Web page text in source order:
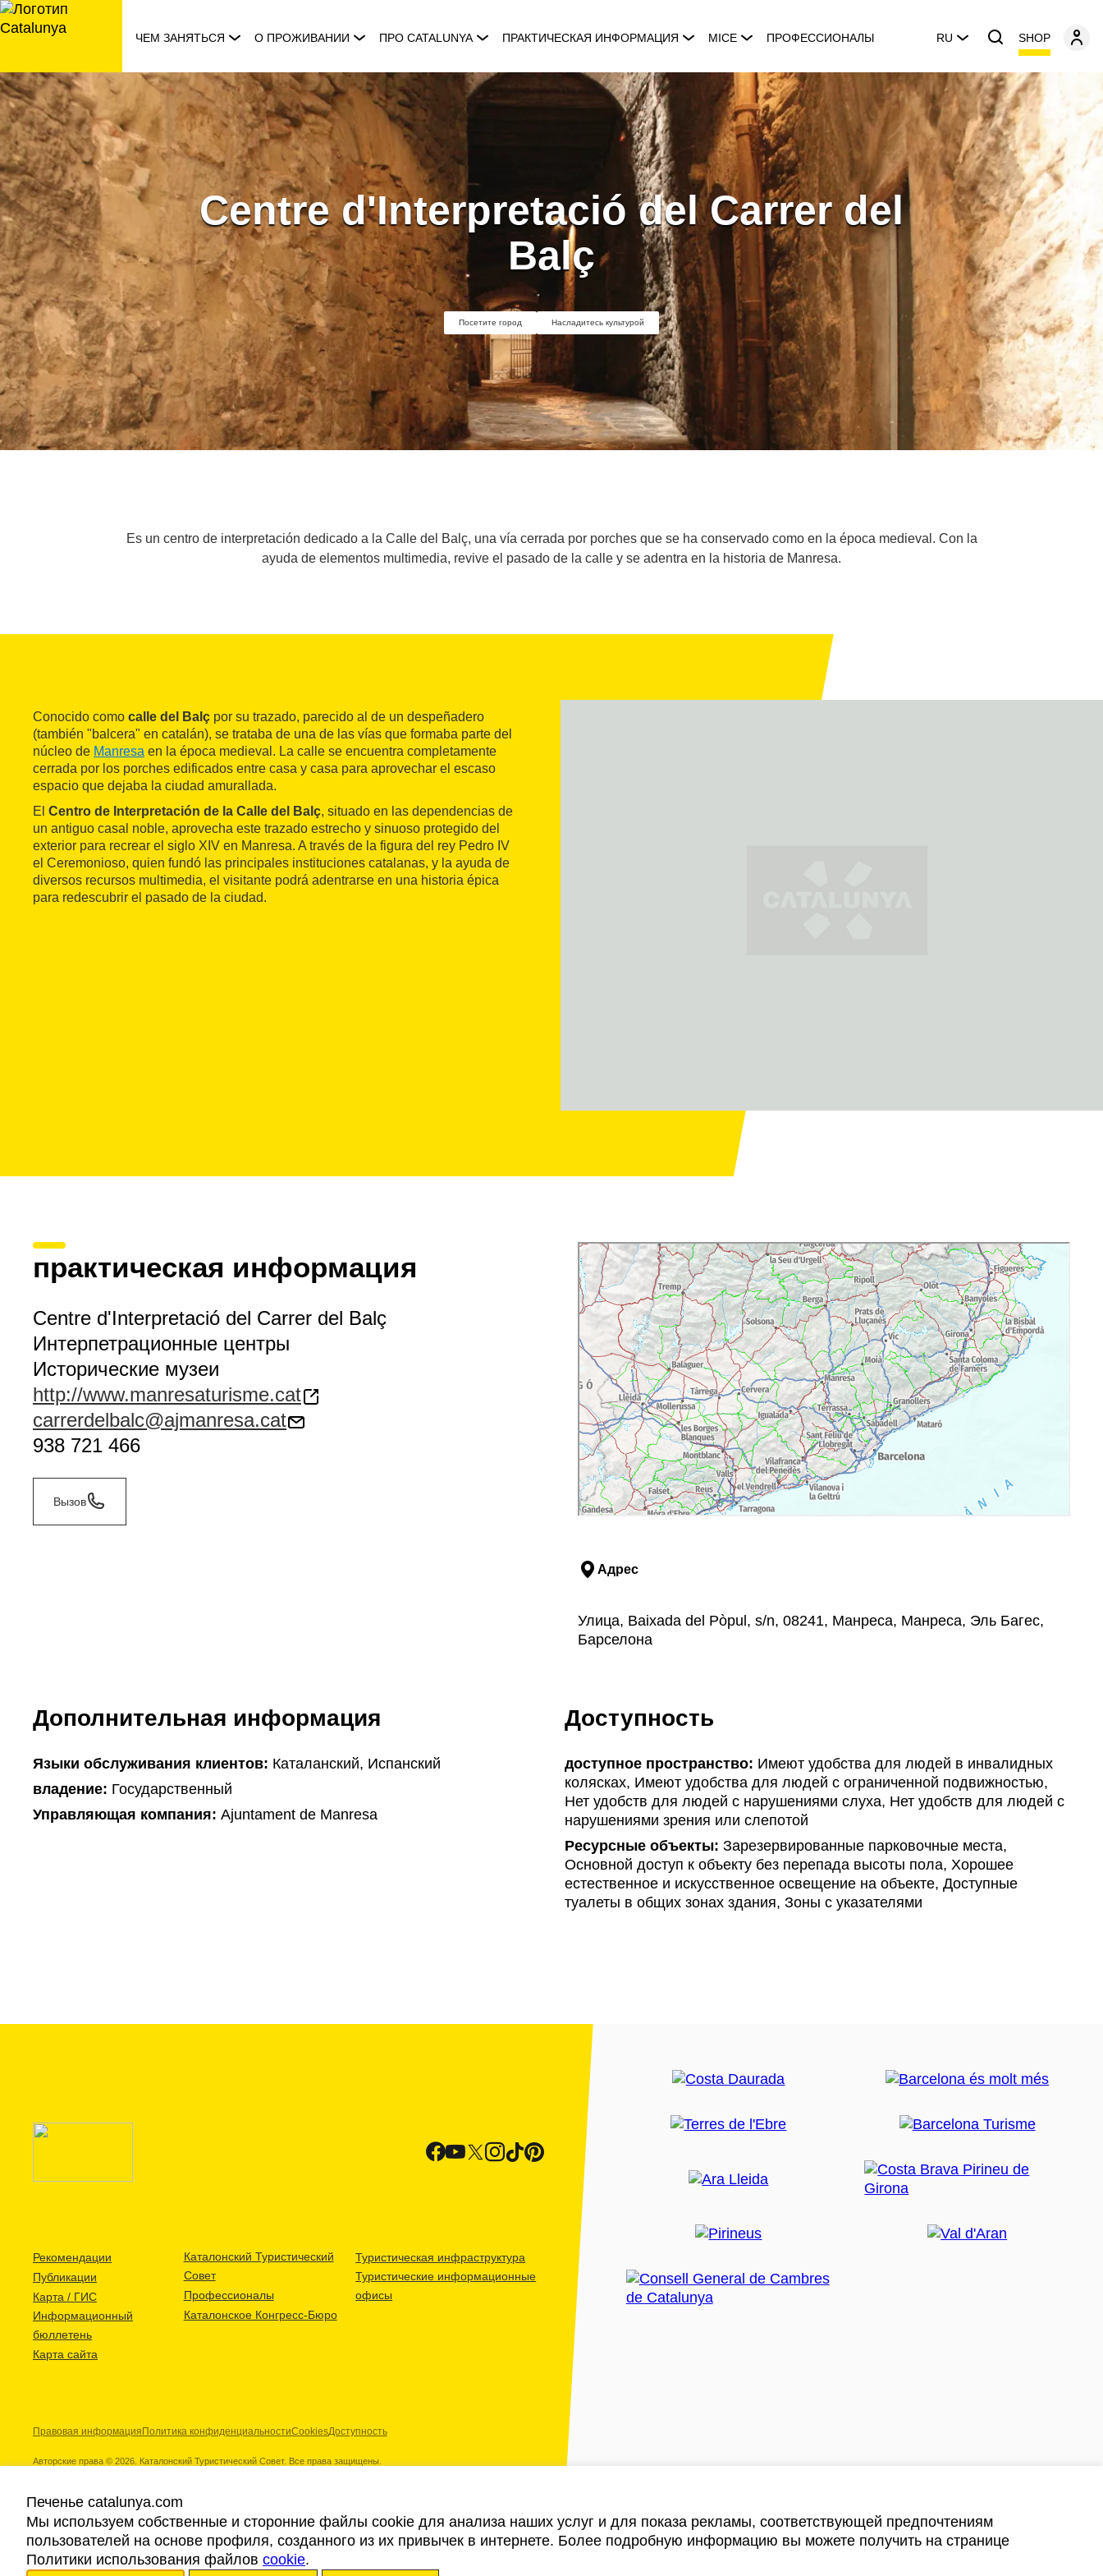
перейти
к
ЧЕМ ЗАНЯТЬСЯ О ПРОЖИВАНИИ ПРО CATALUNYA ПРАКТИЧЕСКАЯ ИНФОРМАЦИЯ MICE ПРОФЕССИОНАЛЫ RU SHOP
Centre d'Interpretació del Carrer del
Balç
Посетите город Насладитесь культурой
Es un centro de interpretación dedicado a la Calle del Balç, una vía cerrada por porches que se ha conservado como en la época medieval. Con la
ayuda de elementos multimedia, revive el pasado de la calle y se adentra en la historia de Manresa.
Conocido como calle del Balç por su trazado, parecido al de un despeñadero
(también "balcera" en catalán), se trataba de una de las vías que formaba parte del
núcleo de Manresa en la época medieval. La calle se encuentra completamente
cerrada por los porches edificados entre casa y casa para aprovechar el escaso
espacio que dejaba la ciudad amurallada.
El Centro de Interpretación de la Calle del Balç, situado en las dependencias de
un antiguo casal noble, aprovecha este trazado estrecho y sinuoso protegido del
exterior para recrear el siglo XIV en Manresa. A través de la figura del rey Pedro IV
el Ceremonioso, quien fundó las principales instituciones catalanas, y la ayuda de
diversos recursos multimedia, el visitante podrá adentrarse en una historia épica
para redescubrir el pasado de la ciudad.
практическая информация
Centre d'Interpretació del Carrer del Balç
Интерпетрационные центры
Исторические музеи
http://www.manresaturisme.cat
carrerdelbalc@ajmanresa.cat
938 721 466
Вызов
Адрес
Улица, Baixada del Pòpul, s/n, 08241, Манреса, Манреса, Эль Багес,
Барселона
Дополнительная информация
Языки обслуживания клиентов: Каталанский, Испанский
владение: Государственный
Управляющая компания: Ajuntament de Manresa
Доступность
доступное пространство: Имеют удобства для людей в инвалидных
колясках, Имеют удобства для людей с ограниченной подвижностью,
Нет удобств для людей с нарушениями слуха, Нет удобств для людей с
нарушениями зрения или слепотой
Ресурсные объекты: Зарезервированные парковочные места,
Основной доступ к объекту без перепада высоты пола, Хорошее
естественное и искусственное освещение на объекте, Доступные
туалеты в общих зонах здания, Зоны с указателями
Рекомендации
Публикации
Карта / ГИС
Информационный
бюллетень
Карта сайта
Каталонский Туристический
Совет
Профессионалы
Каталонское Конгресс-Бюро
Туристическая инфраструктура
Туристические информационные
офисы
Правовая информация Политика конфиденциальностиCookiesДоступность
Авторские права © 2026. Каталонский Туристический Совет. Все права защищены.
Наши партнеры
Печенье catalunya.com
Мы используем собственные и сторонние файлы cookie для анализа наших услуг и для показа рекламы, соответствующей предпочтениям
пользователей на основе профиля, созданного из их привычек в интернете. Более подробную информацию вы можете получить на странице
Политики использования файлов cookie.